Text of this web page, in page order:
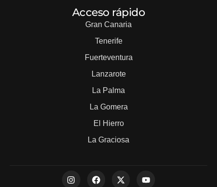
Acceso rápido
Gran Canaria
Tenerife
Fuerteventura
Lanzarote
La Palma
La Gomera
El Hierro
La Graciosa